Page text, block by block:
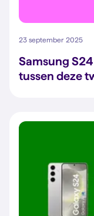
23 september 2025
Samsung
tussen deze